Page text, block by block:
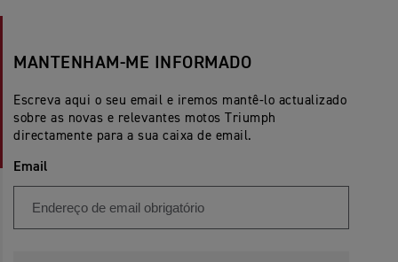
MANTENHAM-ME INFORMADO
Escreva aqui o seu email e iremos mantê-lo actualizado
sobre as novas e relevantes motos Triumph
directamente para a sua caixa de email.
Email